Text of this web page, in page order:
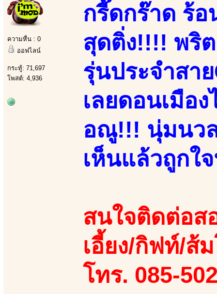
ความหื่น : 0
ออฟไลน์
กระทู้: 71,697
โพสต์: 4,936
กรี๊ดกร๊าด ร้อ
สุดติ่ง!!!! พริ
รุ่นประจำสา
เลยดอนเมือ
อณู!!! นุ่มนว
เห็นแล้วถูกใ
สนใจติดต่อส
เอี้ยง/กิฟท์/ส้
โทร. 085-